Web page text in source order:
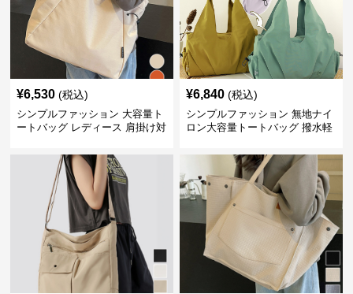
¥6,530 (税込)
シンプルファッション 大容量ト
ートバッグ レディース 肩掛け対
¥6,840 (税込)
シンプルファッション 無地ナイ
ロン大容量トートバッグ 撥水軽